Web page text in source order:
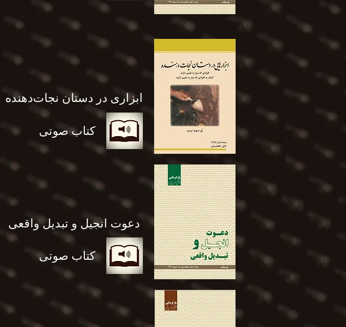
ابزاری در دستان نجات‌دهنده
کتاب صوتی
کتاب صوتی